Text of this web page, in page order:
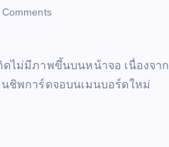
ดไม่มีภาพขึ้นบนหน้าจอ เนื่องจาก
ชิพการ์ดจอบนเมนบอร์ดใหม่